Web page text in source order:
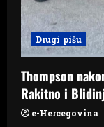
Drugi pišu
Thompson
Rakitno i
e-Hercegovina